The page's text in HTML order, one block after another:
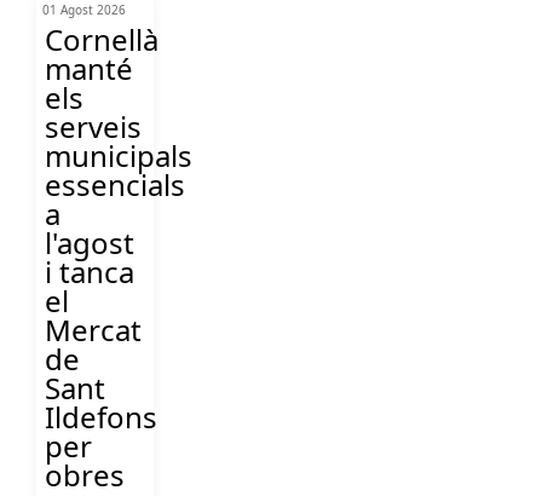
01 Agost 2026
Cornellà
manté
els
serveis
municipals
essencials
a
l'agost
i tanca
el
Mercat
de
Sant
Ildefons
per
obres